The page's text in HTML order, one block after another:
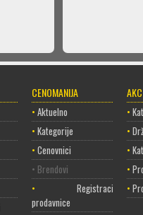
CENOMANIJA
• Aktuelno
• Kategorije
• Cenovnici
• Brendovi
• Registracija
prodavnice
•
•
•
•
•